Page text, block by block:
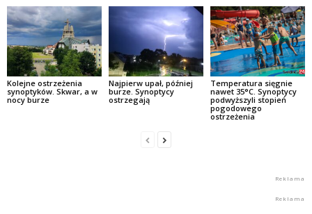
Kolejne ostrzeżenia
synoptyków. Skwar, a w
nocy burze
Najpierw upał, później
burze. Synoptycy
ostrzegają
Temperatura sięgnie
nawet 35°C. Synoptycy
podwyższyli stopień
pogodowego
ostrzeżenia